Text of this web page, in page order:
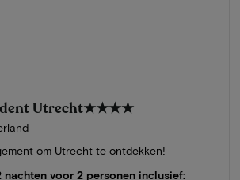
Utrecht★★★★
om Utrecht te ontdekken!
nachten voor 2 personen inclusief: